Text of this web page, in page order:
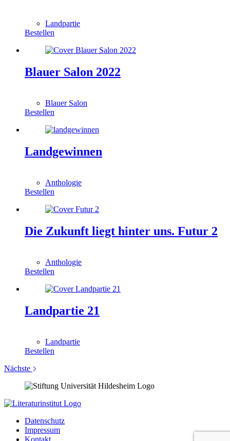
Landpartie
Bestellen
Blauer Salon 2022
Blauer Salon
Bestellen
Landgewinnen
Anthologie
Bestellen
Die Zukunft liegt hinter uns. Futur 2
Anthologie
Bestellen
Landpartie 21
Landpartie
Bestellen
Nächste
Datenschutz
Impressum
Kontakt